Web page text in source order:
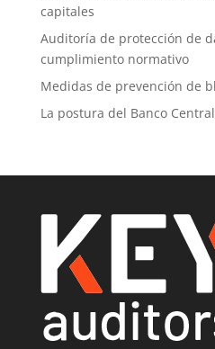
capitales
Auditoría de protección de
cumplimiento normativo
Medidas de prevención de
La postura del Banco